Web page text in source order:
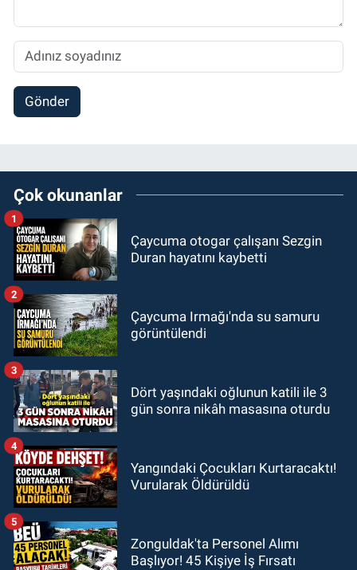
Gönder
Çok okunanlar
Çaycuma otogar çalışanı Sezgin
Duran hayatını kaybetti
1
Çaycuma Irmağı'nda su samuru
görüntülendi
2
Dört yaşındaki oğlunun katili ile 3
gün sonra nikâh masasına oturdu
3
Yangındaki Çocukları Kurtaracaktı!
Vurularak Öldürüldü
4
Zonguldak'ta Personel Alımı
Başlıyor! 45 Kişiye İş Fırsatı
5